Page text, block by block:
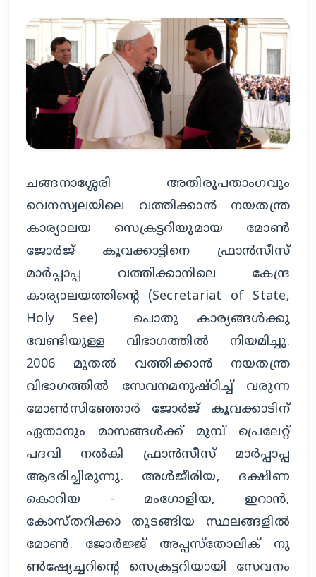
ചങ്ങനാശ്ശേരി അതിരൂപതാംഗവും
വെനസ്വലയിലെ വത്തിക്കാൻ നയതന്ത്ര
കാര്യാലയ സെക്രട്ടറിയുമായ മോൺ
ജോർജ് കൂവക്കാട്ടിനെ ഫ്രാൻസീസ്
മാർപ്പാപ്പ വത്തിക്കാനിലെ കേന്ദ്ര
കാര്യാലയത്തിന്റെ (Secretariat of State,
Holy See) പൊതു കാര്യങ്ങൾക്കു
വേണ്ടിയുള്ള വിഭാഗത്തിൽ നിയമിച്ചു.
2006 മുതൽ വത്തിക്കാൻ നയതന്ത്ര
വിഭാഗത്തിൽ സേവനമനുഷ്ഠിച്ച് വരുന്ന
മോൺസിഞ്ഞോർ ജോർജ് കൂവക്കാടിന്
ഏതാനും മാസങ്ങൾക്ക് മുമ്പ് പ്രെലേറ്റ്
പദവി നൽകി ഫ്രാൻസീസ് മാർപ്പാപ്പ
ആദരിച്ചിരുന്നു. അൾജീരിയ, ദക്ഷിണ
കൊറിയ - മംഗോളിയ, ഇറാൻ,
കോസ്തറിക്കാ തുടങ്ങിയ സ്ഥലങ്ങളിൽ
മോൺ. ജോർജ്ജ് അപ്പസ്തോലിക് നു
ൺഷ്യേച്ചറിന്റെ സെക്രട്ടറിയായി സേവനം